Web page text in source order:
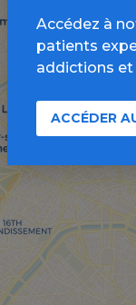
Accédez à
patients
addictions et
ACCÉDER